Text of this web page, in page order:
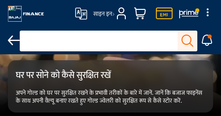
साइन इन
ओवरव्यू
घर पर सोने को कैसे सुरक्षित रखें
अपने गोल्ड को घर पर सुरक्षित रखने के प्रभावी तरीकों के बारे में जानें. जानें कि बजाज फाइनेंस
के साथ अपनी वैल्यू बनाए रखते हुए गोल्ड ज्वेलरी को सुरक्षित रूप से कैसे स्टोर करें.